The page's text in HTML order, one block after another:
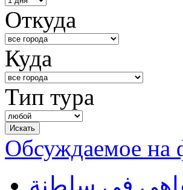
Откуда
Куда
Тип тура
Обсуждаемое на
في سلطنة